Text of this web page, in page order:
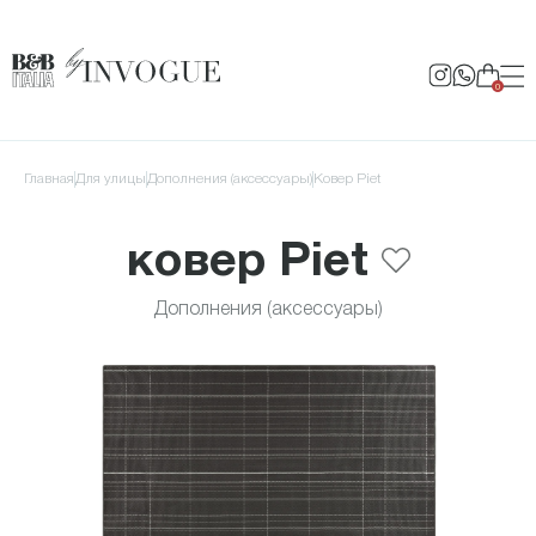
0
Главная для улицы Дополнения (аксессуары) ковер Piet
ковер Piet
Дополнения (аксессуары)